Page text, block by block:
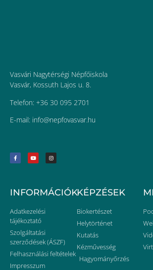
Vasvári Nagytérségi Népfőiskola
Vasvár, Kossuth Lajos u. 8.
Telefon: +36 30 095 2701
E-mail: uh.ravsavofpen@ofni
INFORMÁCIÓK
Adatkezelési
tájékoztató
Szolgáltatási
szerződések (ÁSZF)
Felhasználási feltételek
Impresszum
KÉPZÉSEK
Biokertészet
Helytörténet
Kutatás
Kézművesség
Hagyományőrzés